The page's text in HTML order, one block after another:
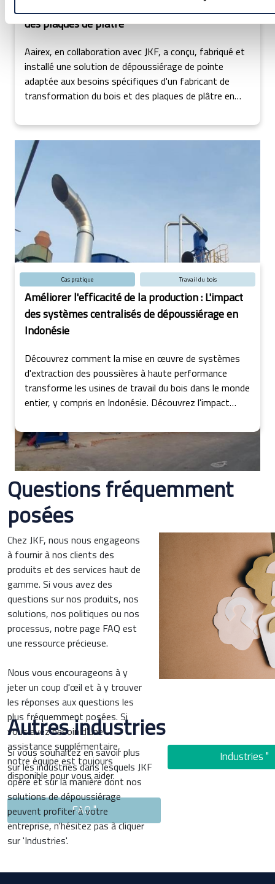
client de l'industrie de transformation du bois et
des plaques de plâtre
Aairex, en collaboration avec JKF, a conçu, fabriqué et
installé une solution de dépoussiérage de pointe
adaptée aux besoins spécifiques d'un fabricant de
transformation du bois et des plaques de plâtre en
Cas pratique Travail du bois
Améliorer l'efficacité de la production : L'impact
des systèmes centralisés de dépoussiérage en
Indonésie
Découvrez comment la mise en œuvre de systèmes
d'extraction des poussières à haute performance
transforme les usines de travail du bois dans le monde
entier, y compris en Indonésie. Découvrez l'impact
opérationnels et l'efficacité de la production dans
cette exploration perspicace.
Questions fréquemment
posées
Chez JKF, nous nous engageons
à fournir à nos clients des
produits et des services haut de
gamme. Si vous avez des
questions sur nos produits, nos
solutions, nos politiques ou nos
processus, notre page FAQ est
une ressource précieuse.
Nous vous encourageons à y
jeter un coup d'œil et à y trouver
les réponses aux questions les
plus fréquemment posées. Si
vous avez besoin d'une
assistance supplémentaire,
notre équipe est toujours
disponible pour vous aider.
FAQ "
Autres industries
Si vous souhaitez en savoir plus
sur les industries dans lesquels JKF
opère et sur la manière dont nos
solutions de dépoussiérage
peuvent profiter à votre
entreprise, n'hésitez pas à cliquer
sur 'Industries'.
Industries "